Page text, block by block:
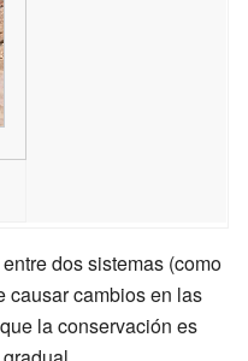
dos sistemas (como
causar cambios en las
la conservación es